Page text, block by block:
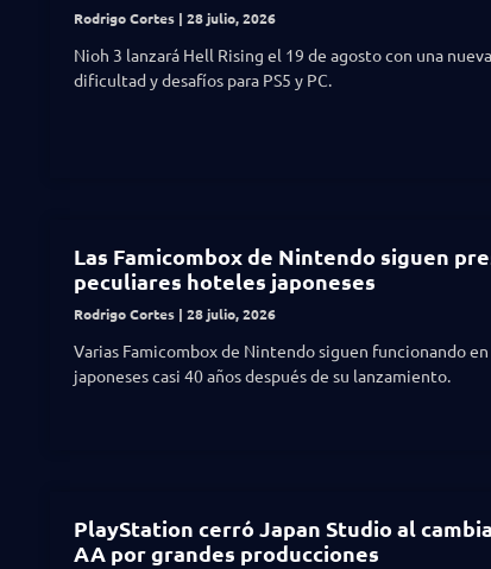
Rodrigo Cortes 28 julio, 2026
Nioh 3 lanzará Hell Rising el 19 de agosto con una
dificultad y desafíos para PS5 y PC.
Las Famicombox de Nintendo siguen
peculiares hoteles japoneses
Rodrigo Cortes 28 julio, 2026
Varias Famicombox de Nintendo siguen funcionando
japoneses casi 40 años después de su lanzamiento.
PlayStation cerró Japan Studio al
AA por grandes producciones